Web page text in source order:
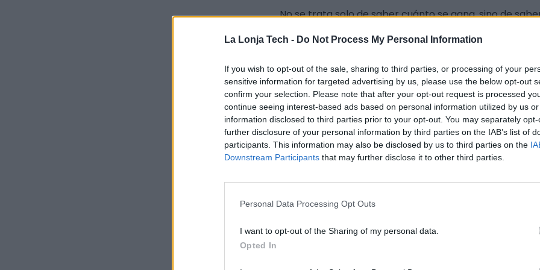
La Lonja Tech - Do Not Process My Personal Information
If you wish to opt-out of the sale, sharing to third parties, or processing of your
sensitive information for targeted advertising by us, please use the below opt-out
confirm your selection. Please note that after your opt-out request is processed
continue seeing interest-based ads based on personal information utilized by us
information disclosed to third parties prior to your opt-out. You may separately
further disclosure of your personal information by third parties on the IAB’s list of
participants. This information may also be disclosed by us to third parties on the
Downstream Participants that may further disclose it to other third parties.
Personal Data Processing Opt Outs
I want to opt-out of the Sharing of my personal data.
Opted In
No se trata solo de saber cuánto se gana, sino de
coste. Funciona como una referencia: si una
Ahora bien, ¿para qué sirve calcular el WACC de
para tomar decisiones financieras, sus usos son varios:
Evaluación de proyectos de inversión para saber la
nuevos productos, abrir nuevas líneas de negocios o
esperada y compararla con el WACC.
Negociaciones con inversores, ya que puede tomarse de
Ayuda a hacer un análisis de la estructura de capital de
Sirve para comparar la rentabilidad de la inversión con
informadas.
¿Cómo se
El cálculo del WACC se basa en una combinación
del capital propio y el coste de la deuda, según su